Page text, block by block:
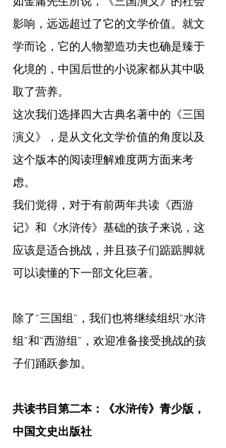
影响，远远超过了它的文学价值。就文
学而论，它的人物塑造功夫也确是臻于
化境的，中国后世的小说家都从其中吸
取了营养。
这次我们选择四大古典名著中的《三国
演义》，是从文化文学价值的角度以及
这个版本的阅读理解难度两方面来考
虑。
我们觉得，对于有前两年共读《西游
记》和《水浒传》基础的孩子来说，这
应该是适合挑战，并且孩子们踮踮脚就
可以读懂的下一部文化巨著。
除了“三国组“，我们也将继续组织“水浒
组”和“西游组”，欢迎准备接受挑战的孩
子们踊跃参加。
共读书目第二本：《水浒传》青少版，
中国文史出版社